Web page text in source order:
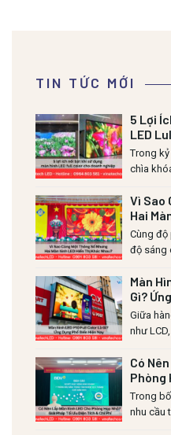
TIN TỨC MỚI
5 Lợi
LED
Trong
chìa
Vì Sao
Hai
Nhau?
Cùng độ
độ sáng
Màn
Gì?
Giữa
như LCD,...
Có
Phòng
Diện
Trong
nhu cầu